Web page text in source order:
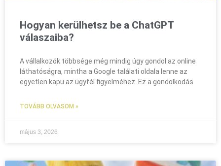
Hogyan kerülhetsz be a ChatGPT
válaszaiba?
A vállalkozók többsége még mindig úgy gondol az online
láthatóságra, mintha a Google találati oldala lenne az
egyetlen kapu az ügyfél figyelméhez. Ez a gondolkodás
TOVÁBB OLVASOM »
május 3, 2026